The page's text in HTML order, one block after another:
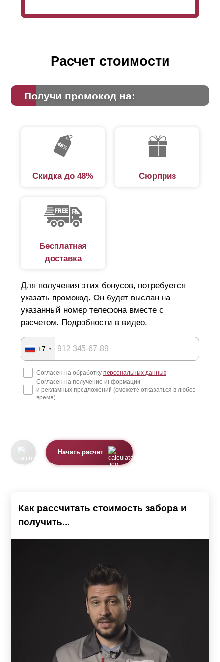
гарантирует полную скрытность со стороны улицы.
Расчет стоимости
Получи промокод на:
Скидка до 48% Сюрприз
Бесплатная
доставка
Для получения этих бонусов, потребуется
указать промокод. Он будет выслан на
указанный номер телефона вместе с
расчетом. Подробности в видео.
+7
Согласен на обработку персональных данных
Согласен на получение информации
и рекламных предложений (сможете отказаться в любое
время)
Начать расчет
Как рассчитать стоимость забора и
получить...